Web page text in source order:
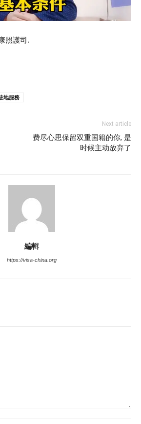
照護司.
地服務
Next article
费尽心思保留双重国籍的你, 是
时候主动放弃了
編輯
https://visa-china.org